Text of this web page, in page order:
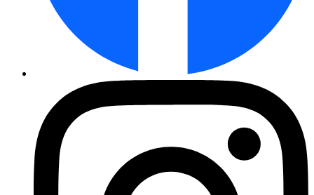
Hokkaido Kürbis Uchiki Kuri